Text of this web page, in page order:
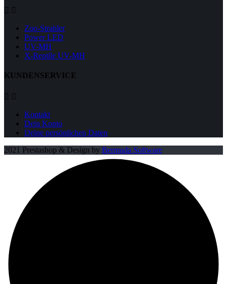
 
Zoo-Strahler
Power LED
UV-MH
X-Reptile UV-MH
KUNDENSERVICE
 
Kontakt
Dein Konto
Deine persönlichen Daten
2021 Prestashop & Design by Bermuda Software